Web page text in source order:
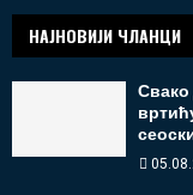
НАЈНОВИЈИ ЧЛАНЦИ
Свако